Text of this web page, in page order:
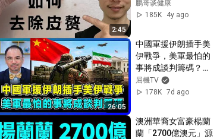
離不開AQ
AQ守護幼兒健康 教師大讚愛
心企業
AQ Bio Technology Group Limited
32
BB皮膚敏感好煩惱 搽咩都冇
用點算好？
十年用家感激AQ 舒緩病母生
蛇痛楚
2:45
without surgery?
鹏哥谈健康
185K
4y ago
26:05
中國軍援伊朗插手美
伊戰爭，美軍最怕的
事將成談判籌碼？｜
解放軍肩托式導彈入
伊朗，特朗普怕了警
心究竟是甚麼？【屈
機小世界 EP251】
屈機TV
178K 7d ago
澳洲華裔女富豪楊蘭
蘭「2700億澳元」源